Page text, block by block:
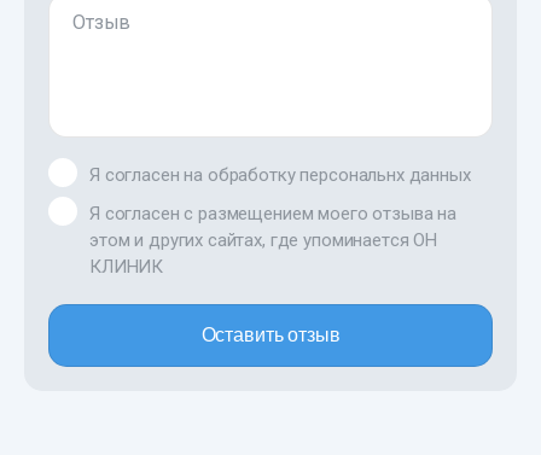
Отзыв
Я согласен на обработку персональнх данных
Я согласен с размещением моего отзыва на
этом и других сайтах, где упоминается ОН
КЛИНИК
Оставить отзыв